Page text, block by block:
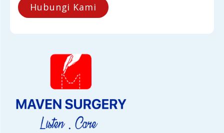
Hubungi Kami